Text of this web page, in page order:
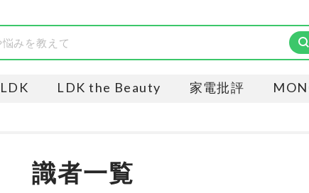
LDK LDK the Beauty 家電批評
識者一覧